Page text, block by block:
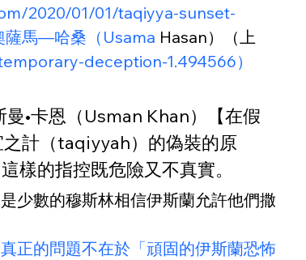
2020/01/01/taqiyya-sunset-
薩馬—哈桑（Usama Hasan）（上
deception-1.494566）
•卡恩（Usman Khan）【在假
計（taqiyyah）的偽裝的原
樣的指控既危險又不真實。
少數的穆斯林相信伊斯蘭允許他們撒
的問題不在於「頑固的伊斯蘭恐怖